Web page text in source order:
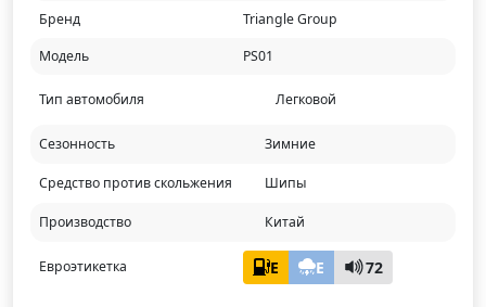
Бренд
Triangle Group
Модель
PS01
Тип автомобиля Легковой
Сезонность Зимние
Средство против скольжения Шипы
Производство Китай
Евроэтикетка E E 72